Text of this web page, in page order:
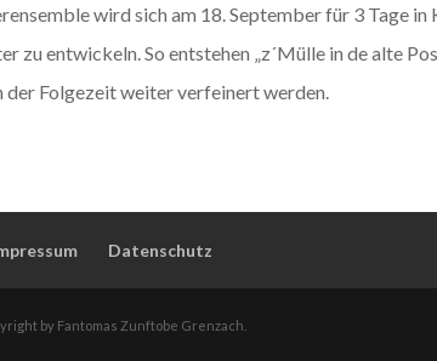
wird sich am 18. September für 3 Tage
zu entwickeln. So entstehen „z´Mülle in de alte
der Folgezeit weiter verfeinert werden.
Datenschutz
by Fantomas Zunftobe Grenzach.